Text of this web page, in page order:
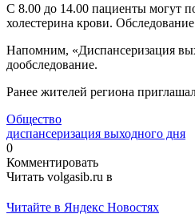
С 8.00 до 14.00 пациенты могут
холестерина крови.
Напомним, «Диспансеризация
дообследование.
Ранее жителей региона
Общество
диспансеризация выходного дня
0
Комментировать
Читать volgasib.ru в
Читайте в Яндекс Новостях